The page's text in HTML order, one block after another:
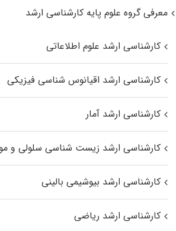
معرفی گروه علوم پایه کارشناسی ارشد
کارشناسی ارشد علوم اطلاعاتی
کارشناسی ارشد اقیانوس‌ شناسی فیزیکی
کارشناسی ارشد آمار
کارشناسی ارشد زیست شناسی سلولی و
کارشناسی ارشد بیوشیمی بالینی
کارشناسی ارشد ریاضی